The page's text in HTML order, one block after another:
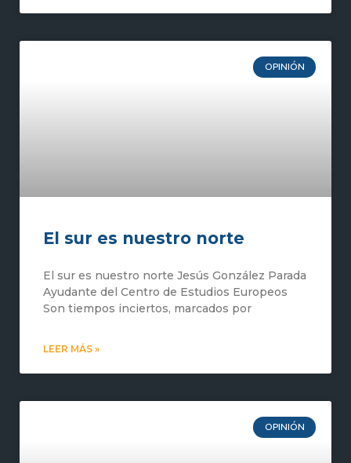
OPINIÓN
El sur es nuestro norte
El sur es nuestro norte Jesús González Parada
Ayudante del Centro de Estudios Europeos
Son tiempos inciertos, marcados por
LEER MÁS »
OPINIÓN